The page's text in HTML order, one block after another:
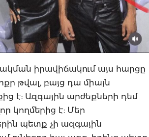
իրավիճակում այս հարցը
թվալ, բայց դա միայն
է: Ազգային արժեքների դեմ
կողմերից է: Մեր
պետք չի ազգային